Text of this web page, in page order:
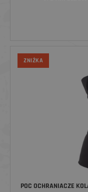
ZNIŻKA
POC OCHRANIACZE